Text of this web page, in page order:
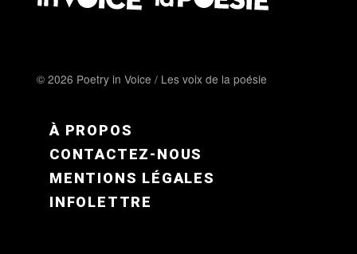
© 2026 Poetry in Voice / Les voix de la poésie
FOOTER MENU FR
À PROPOS
CONTACTEZ-NOUS
MENTIONS LÉGALES
INFOLETTRE